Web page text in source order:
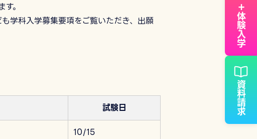
。
学科入学募集要項をご覧いただき、出願
試験日
10/15
＋体験入学
資料請求